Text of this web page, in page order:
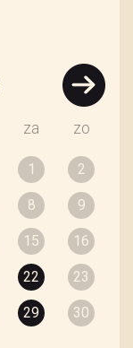
za zo
1 2
8 9
15 16
22 23
29 30